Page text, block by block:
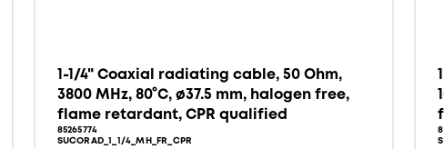
1-1/4" Coaxial radiating cable, 50 Ohm,
3800 MHz, 80°C, ø37.5 mm, halogen free,
flame retardant, CPR qualified
85265774
SUCORAD_1_1/4_MH_FR_CPR